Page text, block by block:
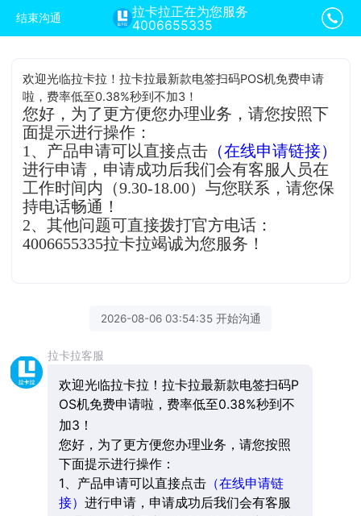
结束沟通
拉卡拉正在为您服务
4006655335
欢迎光临拉卡拉！拉卡拉最新款电签扫码POS机免费申请
啦，费率低至0.38%秒到不加3！
您好，为了更方便您办理业务，请您按照下
面提示进行操作：
1、产品申请可以直接点击 （在线申请链接）
进行申请，申请成功后我们会有客服人员在
工作时间内（9.30-18.00）与您联系，请您保
持电话畅通！
2、其他问题可直接拨打官方电话：
4006655335拉卡拉竭诚为您服务！
2026-08-06 03:54:35 开始沟通
拉卡拉客服
欢迎光临拉卡拉！拉卡拉最新款电签扫码P
OS机免费申请啦，费率低至0.38%秒到不
加3！
您好，为了更方便您办理业务，请您按照
下面提示进行操作：
1、产品申请可以直接点击（在线申请链
接） 进行申请，申请成功后我们会有客服